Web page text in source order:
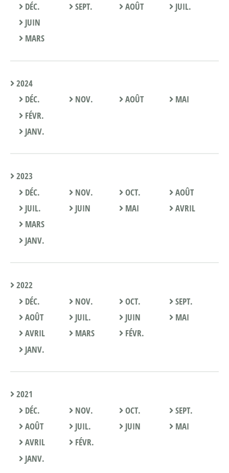
DÉC. SEPT. AOÛT
JUIL.
JUIN
MARS
2024
DÉC.
NOV. AOÛT
MAI
FÉVR.
JANV.
2023
DÉC.
NOV. OCT.
AOÛT
JUIL.
JUIN MAI
AVRIL
MARS
JANV.
2022
DÉC.
NOV. OCT.
SEPT.
AOÛT
JUIL. JUIN
MAI
AVRIL
MARS
FÉVR.
JANV.
2021
DÉC.
NOV. OCT.
SEPT.
AOÛT
JUIL. JUIN
MAI
AVRIL
FÉVR.
JANV.